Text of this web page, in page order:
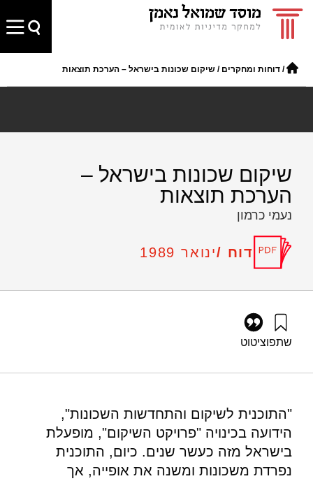
/ דוחות ומחקרים / שיקום שכונות בישראל – הערכת תוצאות
שיקום שכונות בישראל –
הערכת תוצאות
נעמי כרמון
דוח /ינואר 1989
שתפוציטוט
"התוכנית לשיקום והתחדשות השכונות",
הידועה בכינויה "פרויקט השיקום", מופעלת
בישראל מזה כעשר שנים. כיום, התוכנית
נפרדת משכונות ומשנה את אופייה, אך